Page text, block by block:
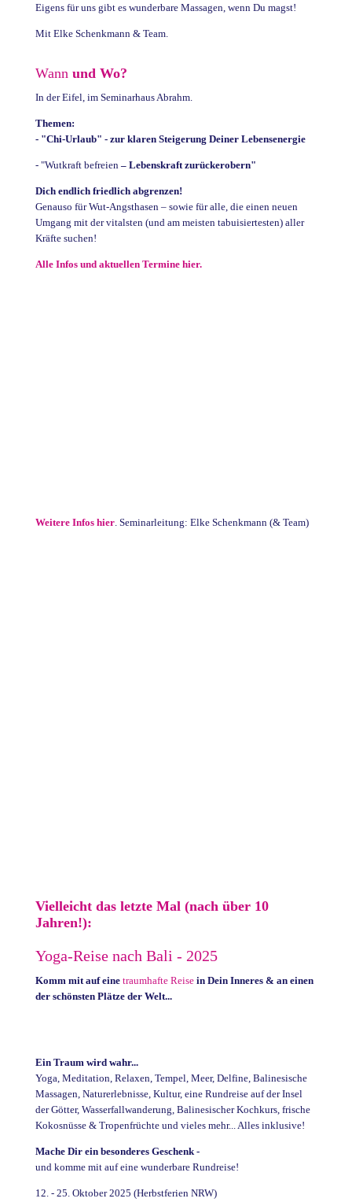
Eigens für uns gibt es wunderbare Massagen, wenn Du magst!
Mit Elke Schenkmann & Team.
Wann und Wo?
In der Eifel, im Seminarhaus Abrahm.
Themen:
- "Chi-Urlaub" - zur klaren Steigerung Deiner Lebensenergie
- "Wutkraft befreien – Lebenskraft zurückerobern"
Dich endlich friedlich abgrenzen!
Genauso für Wut-Angsthasen – sowie für alle, die einen neuen
Umgang mit der vitalsten (und am meisten tabuisiertesten) aller
Kräfte suchen!
Alle Infos und aktuellen Termine hier.
Weitere Infos hier. Seminarleitung: Elke Schenkmann (& Team)
Vielleicht das letzte Mal (nach über 10
Jahren!):
Yoga-Reise nach Bali - 2025
Komm mit auf eine traumhafte Reisein Dein Inneres & an einen
der schönsten Plätze der Welt...
Ein Traum wird wahr...
Yoga, Meditation, Relaxen, Tempel, Meer, Delfine, Balinesische
Massagen, Naturerlebnisse, Kultur, eine Rundreise auf der Insel
der Götter, Wasserfallwanderung, Balinesischer Kochkurs, frische
Kokosnüsse & Tropenfrüchte und vieles mehr... Alles inklusive!
Mache Dir ein besonderes Geschenk -
und komme mit auf eine wunderbare Rundreise!
12. - 25. Oktober 2025 (Herbstferien NRW)